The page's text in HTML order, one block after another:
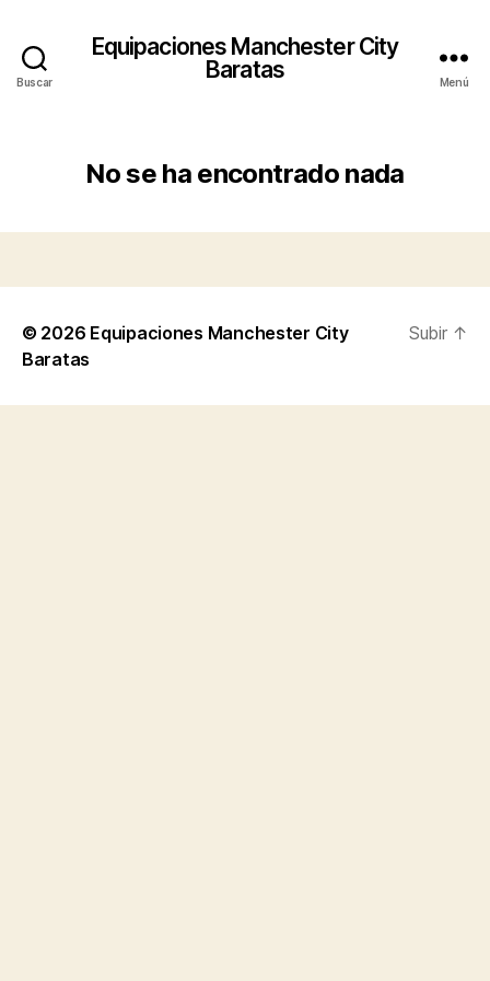
Buscar
Equipaciones Manchester City
Baratas
Menú
No se ha encontrado nada
© 2026 Equipaciones Manchester City
Baratas
Subir ↑